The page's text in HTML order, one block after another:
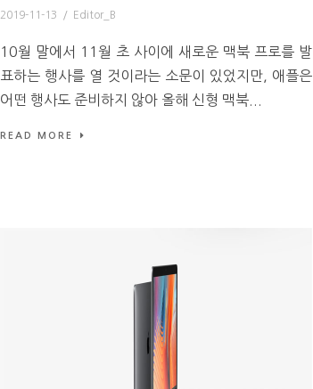
2019-11-13 / Editor_B
10월 말에서 11월 초 사이에 새로운 맥북 프로를 발
표하는 행사를 열 것이라는 소문이 있었지만, 애플은
어떤 행사도 준비하지 않아 올해 신형 맥북...
READ MORE